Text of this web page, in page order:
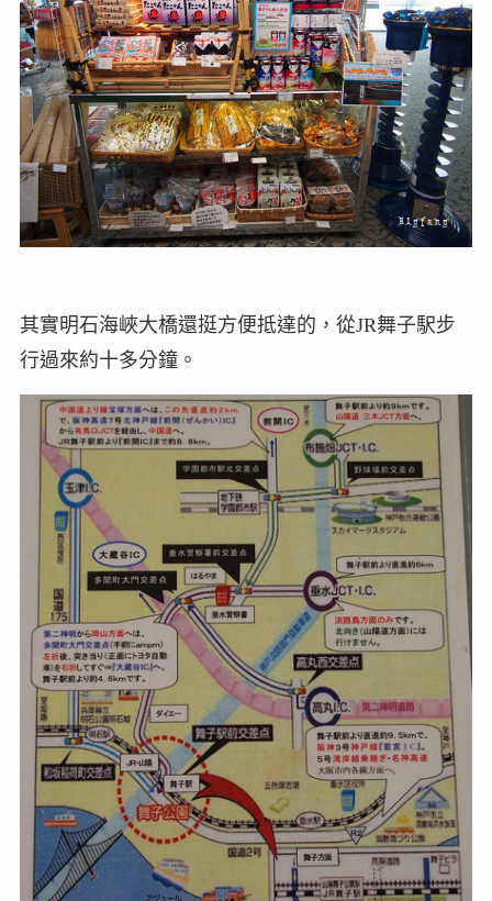
其實明石海峽大橋還挺方便抵達的，從JR舞子駅步
行過來約十多分鐘。